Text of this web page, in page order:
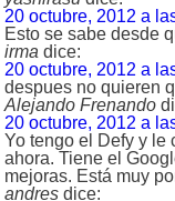
20 octubre, 2012 a
Esto se sabe desde
irma dice:
20 octubre, 2012 a
despues no quieren
Alejando Frenando
20 octubre, 2012 a
Yo tengo el Defy y le
ahora. Tiene el
mejoras. Está muy
andres dice: